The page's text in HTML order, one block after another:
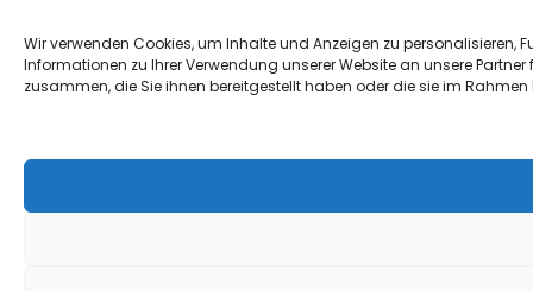
Wir verwenden Cookies, um Inhalte und Anzeigen zu
Informationen zu Ihrer Verwendung unserer Website an unsere
zusammen, die Sie ihnen bereitgestellt haben oder die sie im